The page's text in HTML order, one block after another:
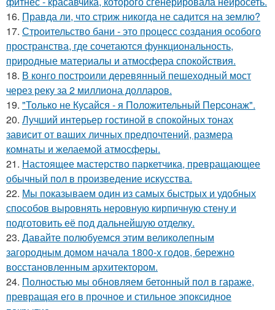
16. Правда ли, что стриж никогда не садится на землю?
17. Строительство бани - это процесс создания особого
пространства, где сочетаются функциональность,
природные материалы и атмосфера спокойствия.
18. В конго построили деревянный пешеходный мост
через реку за 2 миллиона долларов.
19. "Только не Кусайся - я Положительный Персонаж".
20. Лучший интерьер гостиной в спокойных тонах
зависит от ваших личных предпочтений, размера
комнаты и желаемой атмосферы.
21. Настоящее мастерство паркетчика, превращающее
обычный пол в произведение искусства.
22. Мы показываем один из самых быстрых и удобных
способов выровнять неровную кирпичную стену и
подготовить её под дальнейшую отделку.
23. Давайте полюбуемся этим великолепным
загородным домом начала 1800-х годов, бережно
восстановленным архитектором.
24. Полностью мы обновляем бетонный пол в гараже,
превращая его в прочное и стильное эпоксидное